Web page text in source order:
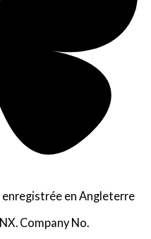
en Angleterre
Company No.